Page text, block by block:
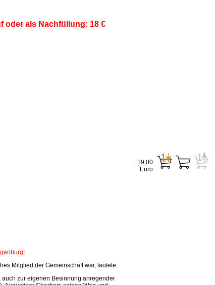
oder als Nachfüllung: 18 €
Mitglied der Gemeinschaft war, lautete:
auch zur eigenen Besinnung anregender
19,00
Euro